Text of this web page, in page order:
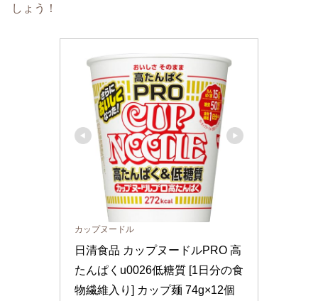
しょう！
カップヌードル
日清食品 カップヌードルPRO 高
たんぱくu0026低糖質 [1日分の食
物繊維入り] カップ麺 74g×12個